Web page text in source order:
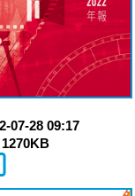
07-28 09:17
1270KB